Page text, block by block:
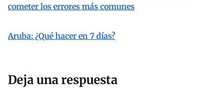
cometer los errores más comunes
Aruba: ¿Qué hacer en 7 días?
Deja una respuesta